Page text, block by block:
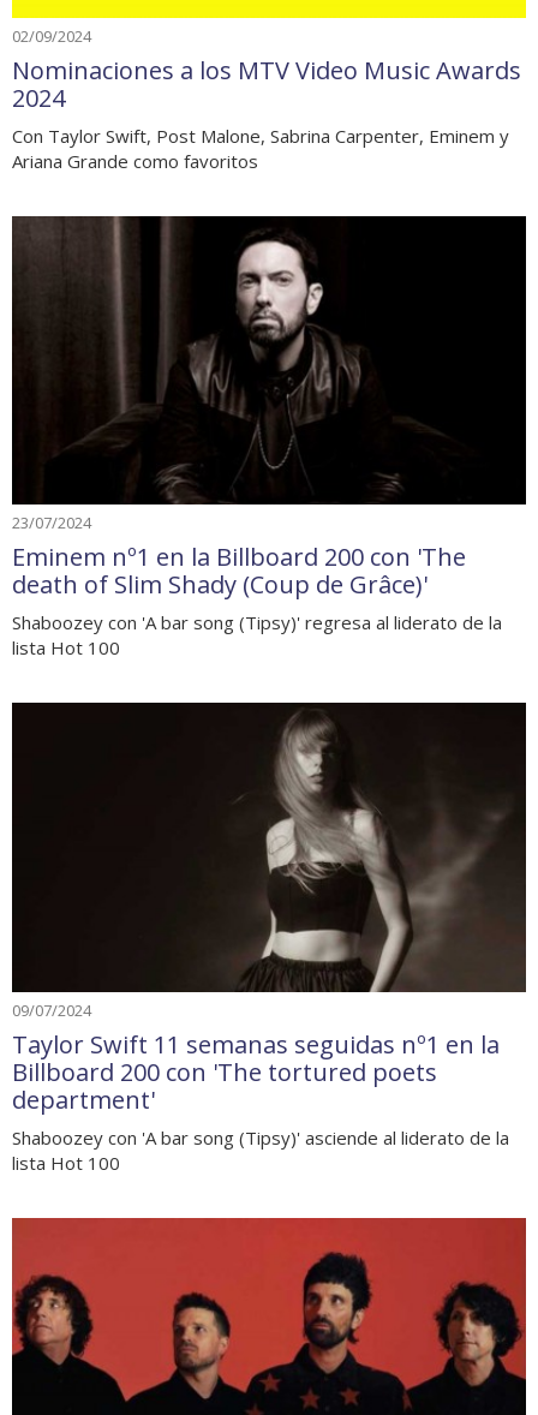
02/09/2024
Nominaciones a los MTV Video Music Awards
2024
Con Taylor Swift, Post Malone, Sabrina Carpenter, Eminem y
Ariana Grande como favoritos
23/07/2024
Eminem nº1 en la Billboard 200 con 'The
death of Slim Shady (Coup de Grâce)'
Shaboozey con 'A bar song (Tipsy)' regresa al liderato de la
lista Hot 100
09/07/2024
Taylor Swift 11 semanas seguidas nº1 en la
Billboard 200 con 'The tortured poets
department'
Shaboozey con 'A bar song (Tipsy)' asciende al liderato de la
lista Hot 100